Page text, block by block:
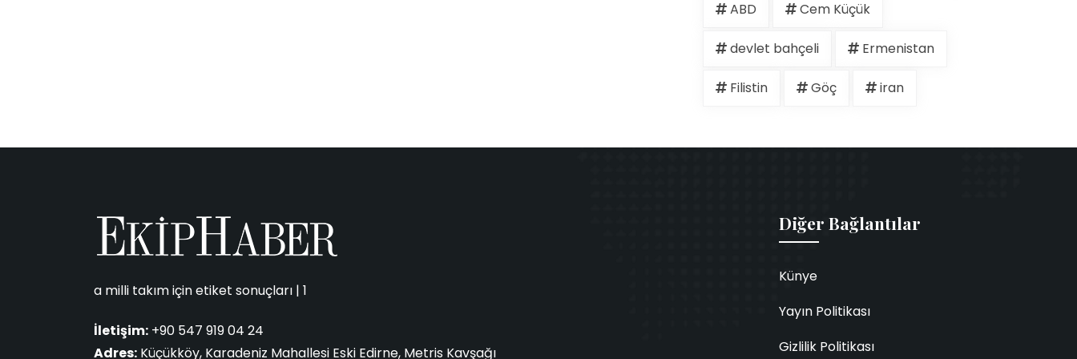
ABD Cem Küçük
devlet bahçeli Ermenistan
Filistin Göç iran
a milli takım için etiket sonuçları | 1
İletişim: +90 547 919 04 24
Adres: Küçükköy, Karadeniz Mahallesi Eski Edirne, Metris Kavşağı
Diğer Bağlantılar
Künye
Yayın Politikası
Gizlilik Politikası